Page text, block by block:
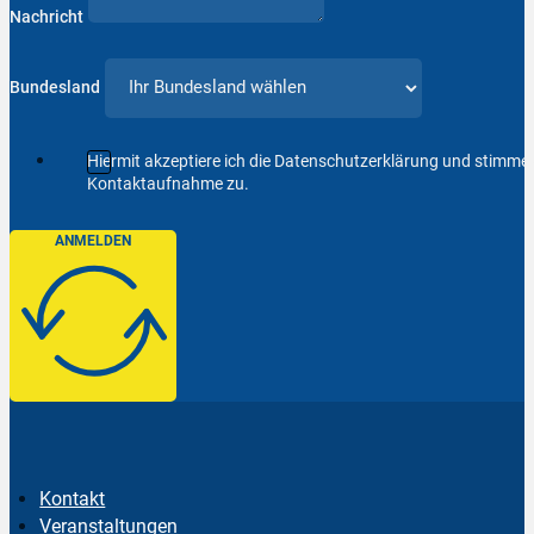
Nachricht
Bundesland
Hiermit akzeptiere ich die Datenschutzerklärung und
Kontaktaufnahme zu.
ANMELDEN
Kontakt
Veranstaltungen